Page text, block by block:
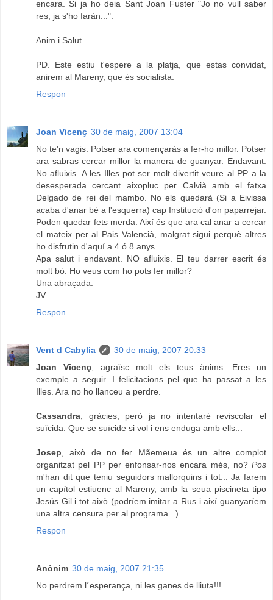
encara. Si ja ho deia Sant Joan Fuster "Jo no vull saber
res, ja s'ho faràn...".
Anim i Salut
PD. Este estiu t'espere a la platja, que estas convidat,
anirem al Mareny, que és socialista.
Respon
Joan Vicenç 30 de maig, 2007 13:04
No te'n vagis. Potser ara començaràs a fer-ho millor. Potser
ara sabras cercar millor la manera de guanyar. Endavant.
No afluixis. A les Illes pot ser molt divertit veure al PP a la
desesperada cercant aixopluc per Calvià amb el fatxa
Delgado de rei del mambo. No els quedarà (Si a Eivissa
acaba d'anar bé a l'esquerra) cap Institució d'on paparrejar.
Poden quedar fets merda. Així és que ara cal anar a cercar
el mateix per al Pais Valencià, malgrat sigui perquè altres
ho disfrutin d'aquí a 4 ó 8 anys.
Apa salut i endavant. NO afluixis. El teu darrer escrit és
molt bó. Ho veus com ho pots fer millor?
Una abraçada.
JV
Respon
Vent d Cabylia
30 de maig, 2007 20:33
Joan Vicenç, agraïsc molt els teus ànims. Eres un
exemple a seguir. I felicitacions pel que ha passat a les
Illes. Ara no ho llanceu a perdre.
Cassandra, gràcies, però ja no intentaré reviscolar el
suïcida. Que se suïcide si vol i ens enduga amb ells...
Josep, això de no fer Mãemeua és un altre complot
organitzat pel PP per enfonsar-nos encara més, no? Pos
m'han dit que teniu seguidors mallorquins i tot... Ja farem
un capítol estiuenc al Mareny, amb la seua piscineta tipo
Jesús Gil i tot això (podríem imitar a Rus i així guanyaríem
una altra censura per al programa...)
Respon
Anònim 30 de maig, 2007 21:35
No perdrem l´esperança, ni les ganes de lliuta!!!